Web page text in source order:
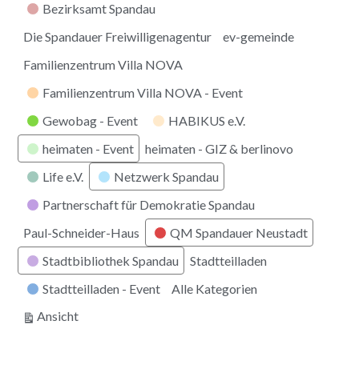
Bezirksamt Spandau
Die Spandauer Freiwilligenagentur
ev-gemeinde
Familienzentrum Villa NOVA
Familienzentrum Villa NOVA - Event
Gewobag - Event
HABIKUS e.V.
heimaten - Event
heimaten - GIZ & berlinovo
Life e.V.
Netzwerk Spandau
Partnerschaft für Demokratie Spandau
Paul-Schneider-Haus
QM Spandauer Neustadt
Stadtbibliothek Spandau
Stadtteilladen
Stadtteilladen - Event
Alle Kategorien
Ansichtausdrucken